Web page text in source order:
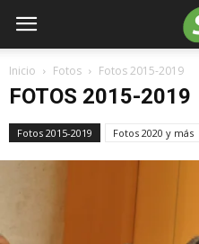
Inicio Fotos Fotos 2015-2019
FOTOS 2015-2019
Fotos 2015-2019 Fotos 2020 y más